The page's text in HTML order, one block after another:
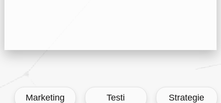
Marketing Testi Strategie